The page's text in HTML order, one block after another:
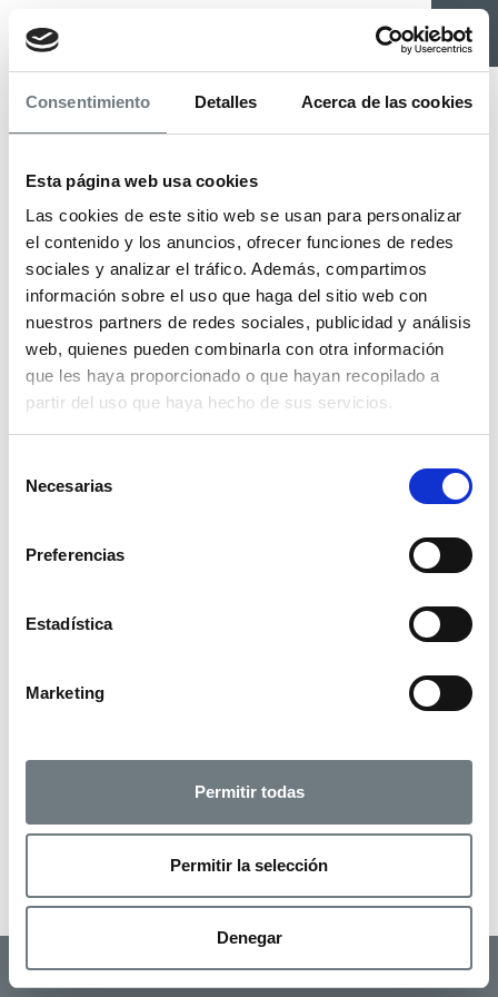
Consentimiento Detalles Acerca de las cookies
Esta página web usa cookies
Las cookies de este sitio web se usan para personalizar
el contenido y los anuncios, ofrecer funciones de redes
sociales y analizar el tráfico. Además, compartimos
información sobre el uso que haga del sitio web con
nuestros partners de redes sociales, publicidad y análisis
web, quienes pueden combinarla con otra información
que les haya proporcionado o que hayan recopilado a
partir del uso que haya hecho de sus servicios.
Necesarias
Preferencias
Estadística
Marketing
Permitir todas
Permitir la selección
Denegar
-
Certificado Energético: exento.
Compartir
CONTACTA CON LA AGENCIA